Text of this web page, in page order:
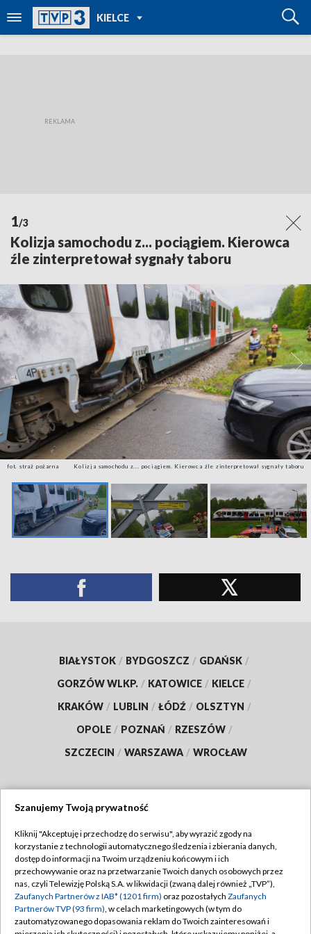
KIELCE
TVP REGIONY
1/3
Kolizja samochodu z... pociągiem. Kierowca
źle zinterpretował sygnały taboru
fot. straż pożarna Kolizja samochodu z... pociągiem. Kierowca źle zinterpretował sygnały taboru
BIAŁYSTOK / BYDGOSZCZ / GDAŃSK /
GORZÓW WLKP. / KATOWICE / KIELCE /
KRAKÓW / LUBLIN / ŁÓDŹ / OLSZTYN /
OPOLE / POZNAŃ / RZESZÓW /
SZCZECIN / WARSZAWA / WROCŁAW
TVP
Abonament TVP
Emisja w TVP
Centrum informacji TVP
Regulamin TVP
Polityka prywatności
Moje zgody
Szanujemy Twoją prywatność
Kliknij "Akceptuję i przechodzę do serwisu", aby wyrazić zgody na
korzystanie z technologii automatycznego śledzenia i zbierania danych,
dostęp do informacji na Twoim urządzeniu końcowym i ich
przechowywanie oraz na przetwarzanie Twoich danych osobowych przez
nas, czyli Telewizję Polską S.A. w likwidacji (zwaną dalej również „TVP”),
Zaufanych Partnerów z IAB* (1201 firm) oraz pozostałych Zaufanych
Partnerów TVP (93 firm), w celach marketingowych (w tym do
zautomatyzowanego dopasowania reklam do Twoich zainteresowań i